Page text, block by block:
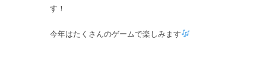
す！
今年はたくさんのゲームで楽しみます